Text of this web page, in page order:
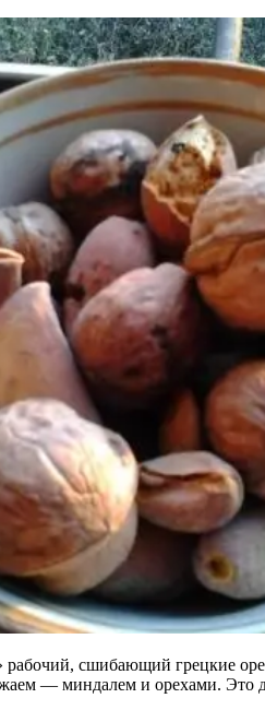
рабочий, сшибающий грецкие
— миндалем и орехами. Это